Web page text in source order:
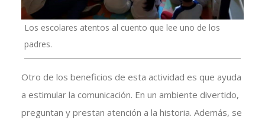
Los escolares atentos al cuento que lee uno de los
padres.
Otro de los beneficios de esta actividad es que ayuda
a estimular la comunicación. En un ambiente divertido,
preguntan y prestan atención a la historia. Además, se